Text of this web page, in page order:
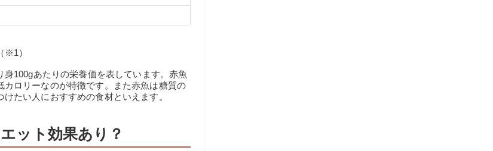
※1）
100gあたりの栄養価を表しています。赤魚
ロリーなのが特徴です。また赤魚は糖質の
たい人におすすめの食材といえます。
ット効果あり？